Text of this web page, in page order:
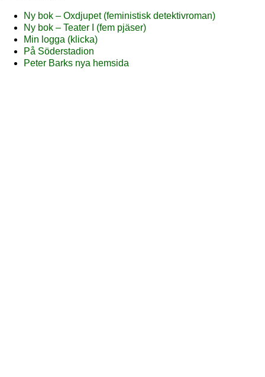
Ny bok – Oxdjupet (feministisk detektivroman)
Ny bok – Teater I (fem pjäser)
Min logga (klicka)
På Söderstadion
Peter Barks nya hemsida